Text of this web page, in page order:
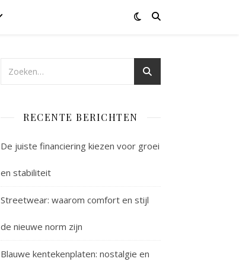
RECENTE BERICHTEN
De juiste financiering kiezen voor groei
en stabiliteit
Streetwear: waarom comfort en stijl
de nieuwe norm zijn
Blauwe kentekenplaten: nostalgie en